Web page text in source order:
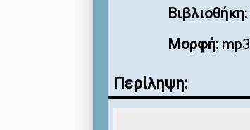
Βιβλιοθήκη:
Μορφή: mp3
Περίληψη: